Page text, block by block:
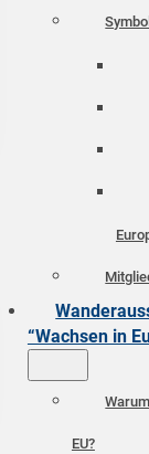
“Wachsen in
EU?